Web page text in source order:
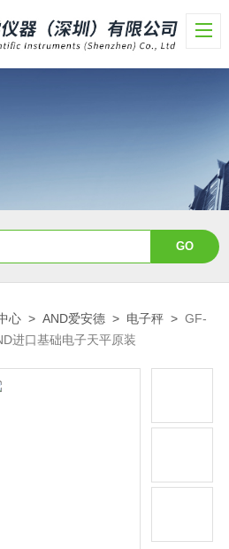
心 >AND爱安德 > 电子秤 >GF-
进口基础电子天平原装